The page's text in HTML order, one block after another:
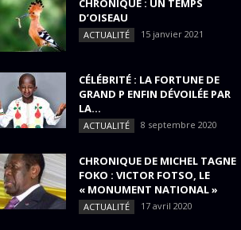
D’OISEAU
ACTUALITÉ 15 janvier 2021
CÉLÉBRITÉ : LA FORTUNE DE
GRAND P ENFIN DÉVOILÉE PAR
LA...
ACTUALITÉ 8 septembre 2020
CHRONIQUE DE MICHEL TAGNE
FOKO : VICTOR FOTSO, LE
« MONUMENT NATIONAL »
ACTUALITÉ 17 avril 2020